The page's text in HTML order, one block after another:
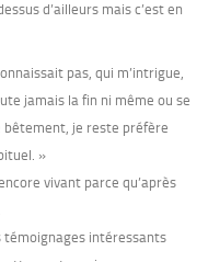
d’ailleurs mais c’est en
pas, qui m’intrigue,
jamais la fin ni même ou se
je reste préfère
»
vivant parce qu’après
témoignages intéressants